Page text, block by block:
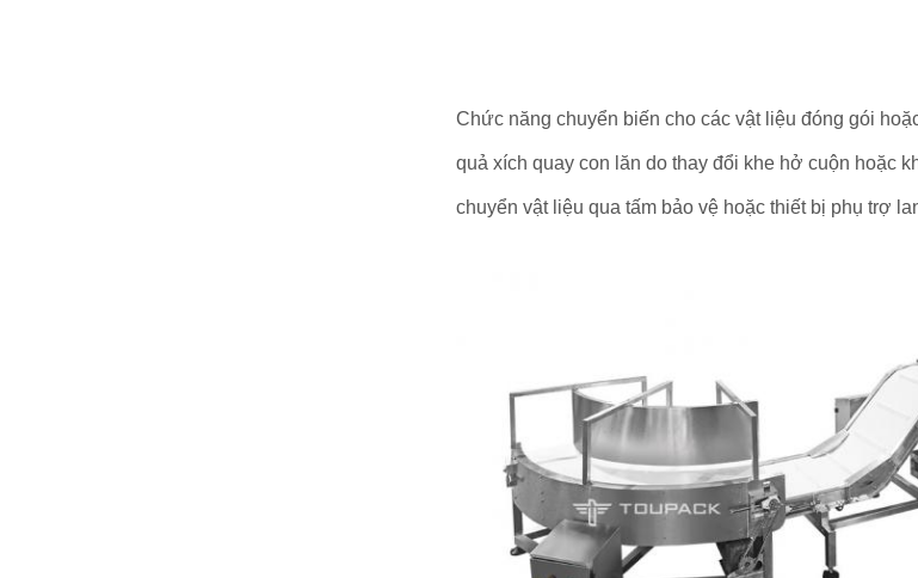
Chức năng chuyển biến cho các vật liệu đóng gói
quả xích quay con lăn do thay đổi khe hở cuộn hoặc
chuyển vật liệu qua tấm bảo vệ hoặc thiết bị phụ trợ